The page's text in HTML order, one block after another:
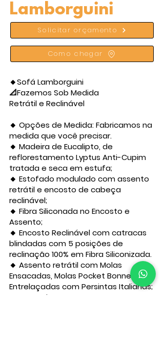
Lamborguini
Solicitar orçamento
Como chegar
🔸Sofá Lamborguini
📐Fazemos Sob Medida
Retrátil e Reclinável
🔸 Opções de Medida: Fabricamos na
medida que você precisar.
🔸 Madeira de Eucalipto, de
reflorestamento Lyptus Anti-Cupim
tratada e seca em estufa;
🔸 Estofado modulado com assento
retrátil e encosto de cabeça
reclinável;
🔸 Fibra Siliconada no Encosto e
Assento;
🔸 Encosto Reclinável com catracas
blindadas com 5 posições de
reclinação 100% em Fibra Siliconizada.
🔸 Assento retrátil com Molas
Ensacadas, Molas Pocket Bonnel
Entrelaçadas com Persintas Italianas;
🔸 Revestimento com Espuma D33